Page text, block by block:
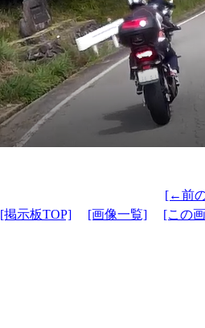
[←前
[掲示板TOP]
[画像一覧] [この